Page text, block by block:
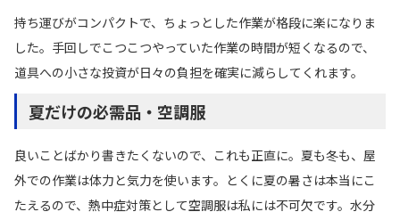
持ち運びがコンパクトで、ちょっとした作業が格段に楽になりま
した。手回しでこつこつやっていた作業の時間が短くなるので、
道具への小さな投資が日々の負担を確実に減らしてくれます。
夏だけの必需品・空調服
良いことばかり書きたくないので、これも正直に。夏も冬も、屋
外での作業は体力と気力を使います。とくに夏の暑さは本当にこ
たえるので、熱中症対策として空調服は私には不可欠です。水分